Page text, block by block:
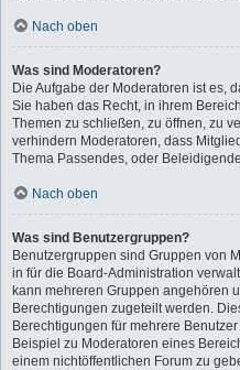
Nach oben
Was sind Moderatoren?
Die Aufgabe der Moderatoren ist es,
Sie haben das Recht, in ihrem
Themen zu schließen, zu öffnen, zu
verhindern Moderatoren, dass
Thema Passendes, oder
Nach oben
Was sind Benutzergruppen?
Benutzergruppen sind Gruppen von
in für die Board-Administration
kann mehreren Gruppen angehören
Berechtigungen zugeteilt werden.
Berechtigungen für mehrere
Beispiel zu Moderatoren eines
einem nichtöffentlichen Forum zu